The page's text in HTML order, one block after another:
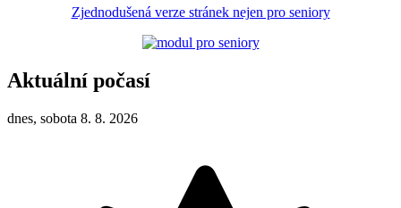
Zjednodušená verze stránek nejen pro seniory
Aktuální počasí
dnes, sobota 8. 8. 2026